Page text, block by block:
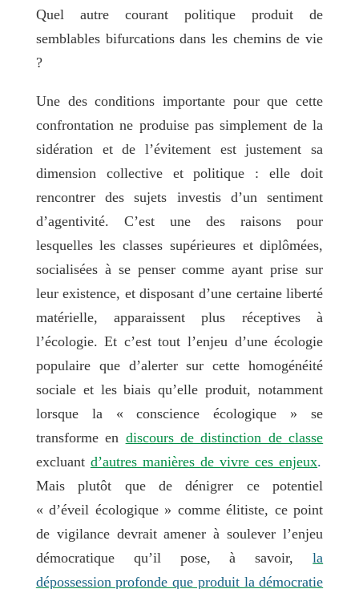
Quel autre courant politique produit de
semblables bifurcations dans les chemins de vie
?
Une des conditions importante pour que cette
confrontation ne produise pas simplement de la
sidération et de l’évitement est justement sa
dimension collective et politique : elle doit
rencontrer des sujets investis d’un sentiment
d’agentivité. C’est une des raisons pour
lesquelles les classes supérieures et diplômées,
socialisées à se penser comme ayant prise sur
leur existence, et disposant d’une certaine liberté
matérielle, apparaissent plus réceptives à
l’écologie. Et c’est tout l’enjeu d’une écologie
populaire que d’alerter sur cette homogénéité
sociale et les biais qu’elle produit, notamment
lorsque la « conscience écologique » se
transforme en discours de distinction de classe
excluant d’autres manières de vivre ces enjeux.
Mais plutôt que de dénigrer ce potentiel
« d’éveil écologique » comme élitiste, ce point
de vigilance devrait amener à soulever l’enjeu
démocratique qu’il pose, à savoir,la
dépossession profonde que produit la démocratie